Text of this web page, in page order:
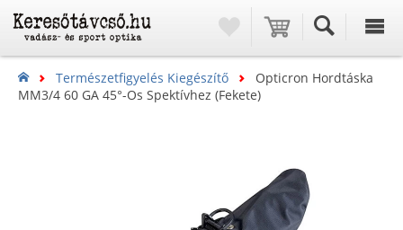
Természetfigyelés Kiegészítő
Opticron Hordtáska
MM3/4 60 GA 45°-Os Spektívhez (fekete)